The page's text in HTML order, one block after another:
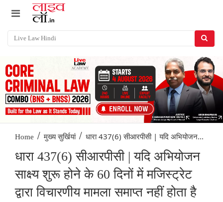
Home / मुख्य सुर्खियां / धारा 437(6) सीआरपीसी | यदि अभियोजन...
धारा 437(6) सीआरपीसी | यदि अभियोजन
साक्ष्य शुरू होने के 60 दिनों में मजिस्ट्रेट
द्वारा विचारणीय मामला समाप्त नहीं होता है